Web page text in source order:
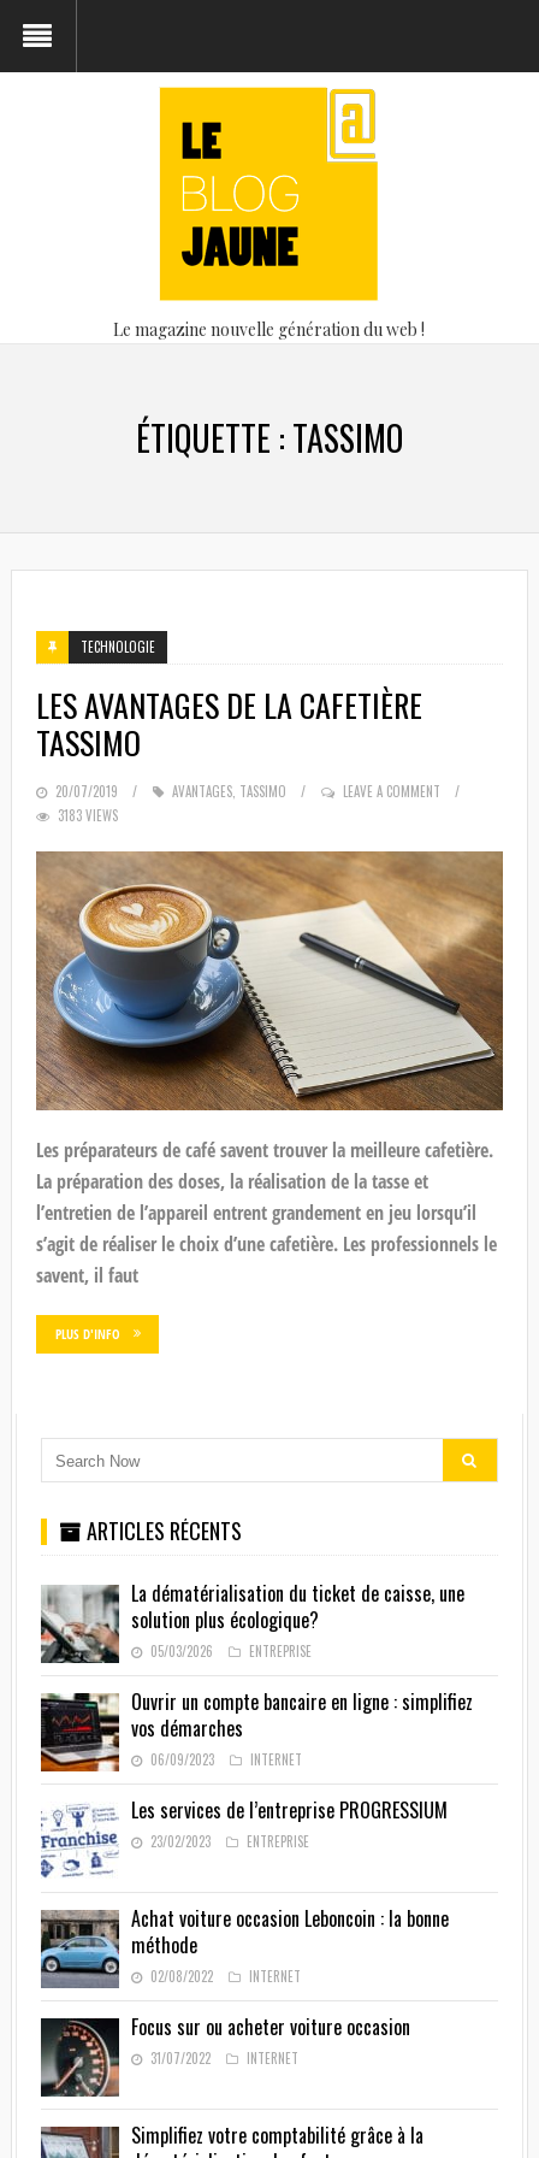
Le magazine nouvelle génération du web !
ÉTIQUETTE :TASSIMO
TECHNOLOGIE
LES AVANTAGES DE LA CAFETIÈRE
TASSIMO
POSTED
ON
20/07/2019 AVANTAGES, TASSIMO
LEAVE A COMMENT
3183 VIEWS
Les préparateurs de café savent trouver la meilleure cafetière.
La préparation des doses, la réalisation de la tasse et
l’entretien de l’appareil entrent grandement en jeu lorsqu’il
s’agit de réaliser le choix d’une cafetière. Les professionnels le
savent, il faut
PLUS D'INFO
ARTICLES RÉCENTS
La dématérialisation du ticket de caisse, une
solution plus écologique?
05/03/2026 ENTREPRISE
Ouvrir un compte bancaire en ligne : simplifiez
vos démarches
06/09/2023 INTERNET
Les services de l’entreprise PROGRESSIUM
23/02/2023 ENTREPRISE
Achat voiture occasion Leboncoin : la bonne
méthode
02/08/2022 INTERNET
Focus sur ou acheter voiture occasion
31/07/2022 INTERNET
Simplifiez votre comptabilité grâce à la